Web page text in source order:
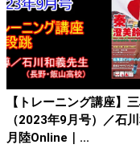
【トレーニング講座】
（2023年9月号）／石
月陸Online｜...